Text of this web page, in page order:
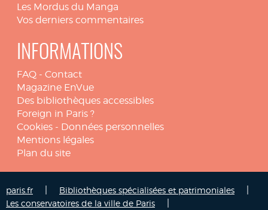
Les Mordus du Manga
Vos derniers commentaires
INFORMATIONS
FAQ - Contact
Magazine EnVue
Des bibliothèques accessibles
Foreign in Paris ?
Cookies - Données personnelles
Mentions légales
Plan du site
paris.fr Bibliothèques spécialisées et patrimoniales
Les conservatoires de la ville de Paris